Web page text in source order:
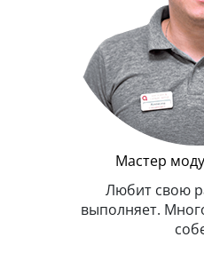
Мастер
Любит свою
выполняет.